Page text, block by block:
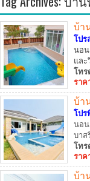
บ้า
โปร
นอน
และ
สนุ
โทร
ราค
บ้า
โปร
นอน
บาส
โทร
ราค
บ้า